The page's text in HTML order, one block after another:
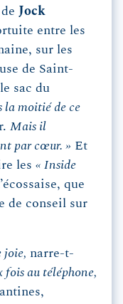
Jock
entre les
sur les
de Saint-
sac du
la moitié de ce
Mais il
par cœur. » Et
les « Inside
que
de conseil sur
joie, narre-t-
fois au téléphone,